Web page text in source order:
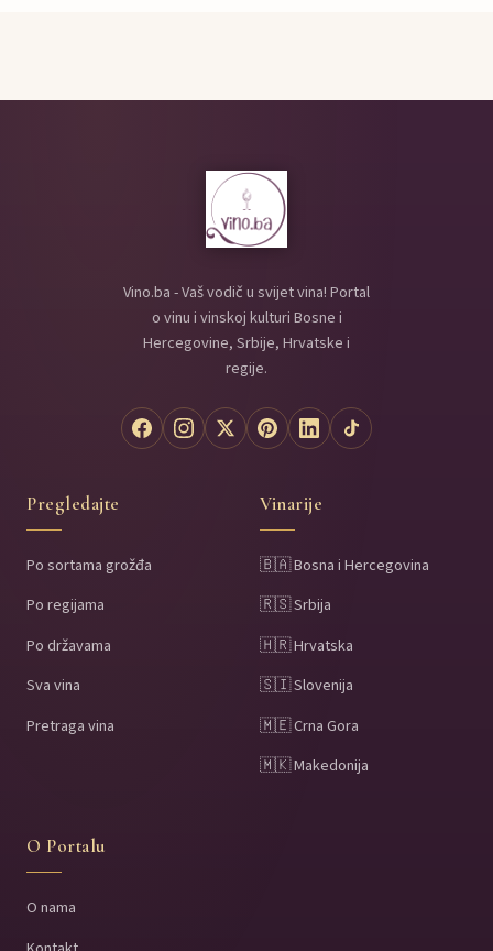
Vino.ba - Vaš vodič u svijet vina! Portal
o vinu i vinskoj kulturi Bosne i
Hercegovine, Srbije, Hrvatske i
regije.
Pregledajte
Po sortama grožđa
Po regijama
Po državama
Sva vina
Pretraga vina
Vinarije
🇧🇦 Bosna i Hercegovina
🇷🇸 Srbija
🇭🇷 Hrvatska
🇸🇮 Slovenija
🇲🇪 Crna Gora
🇲🇰 Makedonija
O Portalu
O nama